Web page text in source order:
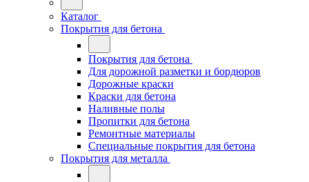
Каталог
Покрытия для бетона
Покрытия для бетона
Для дорожной разметки и бордюров
Дорожные краски
Краски для бетона
Наливные полы
Пропитки для бетона
Ремонтные материалы
Специальные покрытия для бетона
Покрытия для металла